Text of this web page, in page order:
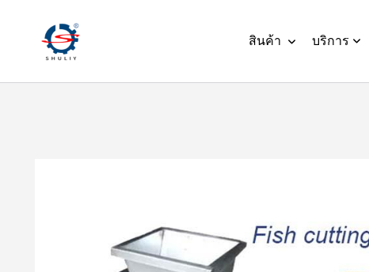
สินค้า บริการ